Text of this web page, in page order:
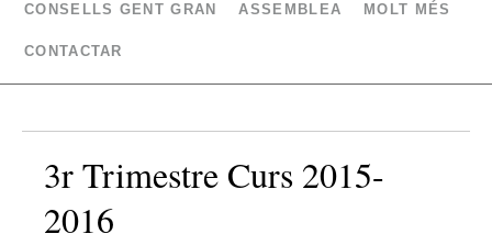
CONSELLS GENT GRAN ASSEMBLEA MOLT MÉS
CONTACTAR
3r Trimestre Curs 2015-
2016